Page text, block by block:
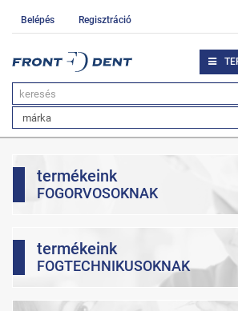
Belépés Regisztráció
termékeink
FOGORVOSOKNAK
termékeink
FOGTECHNIKUSOKNAK